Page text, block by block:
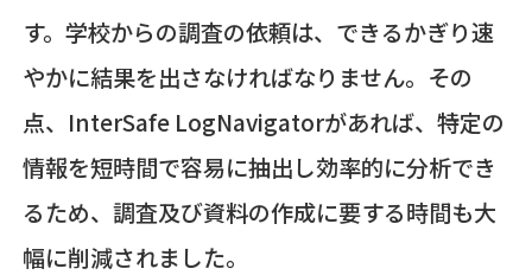
す。学校からの調査の依頼は、できるかぎり速
やかに結果を出さなければなりません。その
点、InterSafe LogNavigatorがあれば、特定の
情報を短時間で容易に抽出し効率的に分析でき
るため、調査及び資料の作成に要する時間も大
幅に削減されました。